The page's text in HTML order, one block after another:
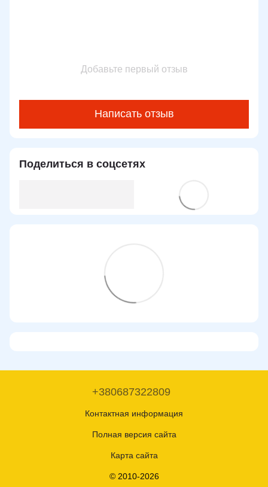
Добавьте первый отзыв
Написать отзыв
Поделиться в соцсетях
+380687322809
Контактная информация
Полная версия сайта
Карта сайта
© 2010-2026